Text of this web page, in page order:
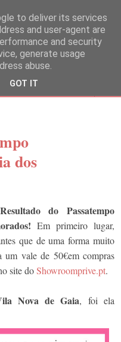
dos
Resultado do Passatempo
Em primeiro lugar,
que de uma forma muito
um vale de 50€em compras
site doShowroomprive.pt.
Nova de Gaia, foi ela
to deliver its services
and user-agent are
and security
generate usage
abuse.
GOT IT